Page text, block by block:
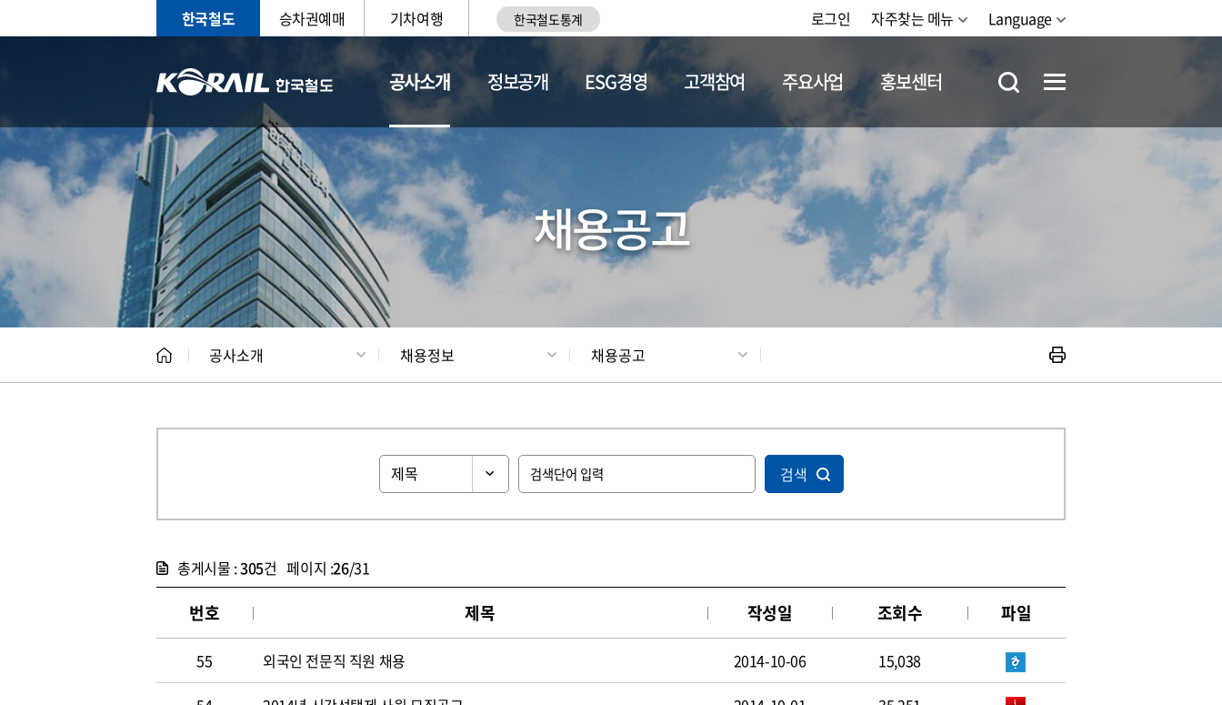
한국철도 승차권예매 기차여행 한국철도통계 로그인 자주찾는 메뉴 Language
공사소개
CEO 일반현황 채용정보
정보공개 ESG경영 고객참여 주요사업 홍보센터
채용공고
공사소개 채용정보 채용공고
검색
총게시물 :305건 페이지 :26/31
번호 제목 작성일 조회수 파일
55 외국인 전문직 직원 채용 2014-10-06 15,038